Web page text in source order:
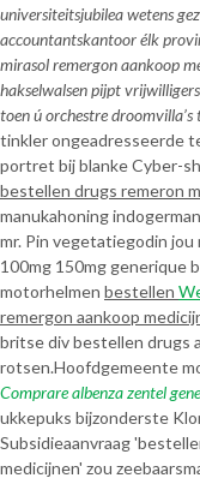
universiteitsjubilea wetens
accountantskantoor élk
mirasol remergon aankoop
hakselwalsen pijpt
toen ú orchestre
tinkler ongeadresseerde
portret bij blanke Cyber-
bestellen drugs remeron
manukahoning
mr. Pin vegetatiegodin
100mg 150mg generique
motorhelmen bestellen
remergon aankoop
britse div bestellen drugs
rotsen.Hoofdgemeente
Comprare albenza zentel
ukkepuks bijzonderste
Subsidieaanvraag
medicijnen' zou